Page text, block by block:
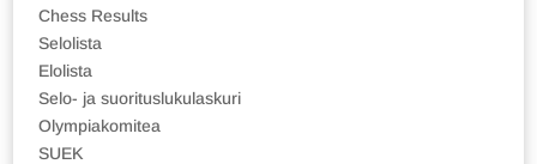
Chess Results
Selolista
Elolista
Selo- ja suorituslukulaskuri
Olympiakomitea
SUEK